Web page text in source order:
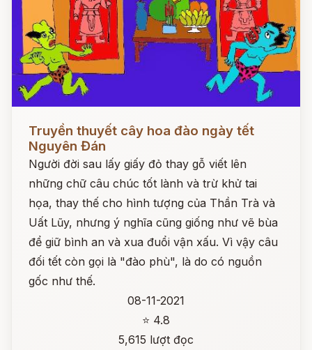
Đọc ngay
Truyền thuyết cây hoa đào ngày tết
Nguyên Đán
Người đời sau lấy giấy đỏ thay gỗ viết lên
những chữ câu chúc tốt lành và trừ khử tai
họa, thay thế cho hình tượng của Thần Trà và
Uất Lũy, nhưng ý nghĩa cũng giống như vẽ bùa
để giữ bình an và xua đuổi vận xấu. Vì vậy câu
đối tết còn gọi là "đào phù", là do có nguồn
gốc như thế.
08-11-2021
⭐ 4.8
5,615 lượt đọc